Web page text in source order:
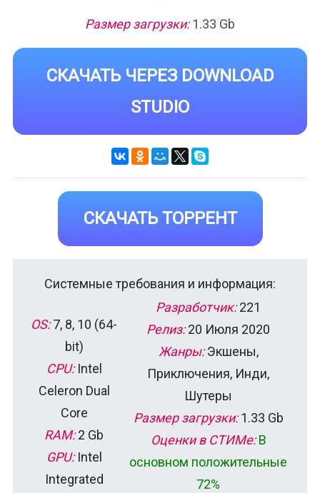
Размер загрузки:1.33 Gb
СКАЧАТЬ ЧЕРЕЗ DOWNLOAD
STUDIO
СКАЧАТЬ ТОРРЕНТ
Системные требования и информация:
OS:7, 8, 10 (64-
bit)
CPU:Intel
Celeron Dual
Core
RAM:2 Gb
GPU:Intel
Integrated
Разработчик:221
Релиз:20 Июля 2020
Жанры:Экшены,
Приключения, Инди,
Шутеры
Размер загрузки:1.33 Gb
Оценки в СТИМе: В
основном положительные
72%